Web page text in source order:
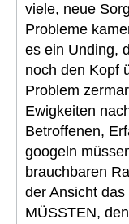
viele, neue
Probleme
es ein Unding,
noch den Kopf
Problem
Ewigkeiten
Betroffenen,
googeln
brauchbaren
der Ansicht
MÜSSTEN,